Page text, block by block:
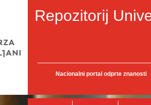
Repozitorij
Nacionalni portal odprte znanosti